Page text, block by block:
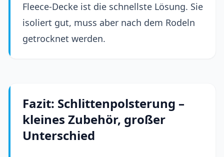
Fleece-Decke ist die schnellste Lösung. Sie
isoliert gut, muss aber nach dem Rodeln
getrocknet werden.
Fazit: Schlittenpolsterung –
kleines Zubehör, großer
Unterschied